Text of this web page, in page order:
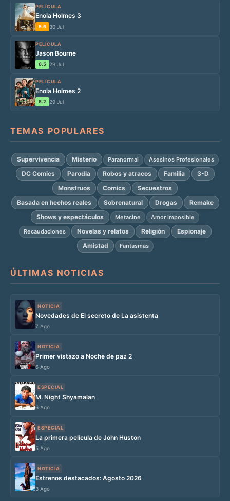
PELÍCULA
Enola Holmes 3
5.6 30 Jul
PELÍCULA
Jason Bourne
6.5 29 Jul
PELÍCULA
Enola Holmes 2
6.2 29 Jul
TEMAS POPULARES
Supervivencia Misterio Paranormal Asesinos Profesionales
DC Comics Parodia Robos y atracos Familia
3-D
Monstruos
Comics
Secuestros
Basada en hechos reales
Sobrenatural Drogas
Remake
Shows y espectáculos
Metacine
Amor imposible
Recaudaciones
Novelas y relatos Religión
Espionaje
Amistad
Fantasmas
ÚLTIMAS NOTICIAS
NOTICIA
Novedades de El secreto de La asistenta
7 Ago
NOTICIA
Primer vistazo a Noche de paz 2
6 Ago
ESPECIAL
M. Night Shyamalan
6 Ago
ESPECIAL
La primera película de John Huston
5 Ago
NOTICIA
Estrenos destacados: Agosto 2026
3 Ago